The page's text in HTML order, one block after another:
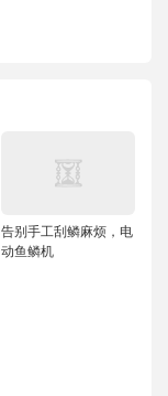
告别手工刮鳞麻烦，电
动鱼鳞机